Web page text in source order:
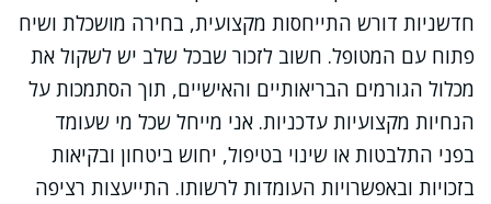
חדשניות דורש התייחסות מקצועית, בחירה מושכלת ושיח
פתוח עם המטופל. חשוב לזכור שבכל שלב יש לשקול את
מכלול הגורמים הבריאותיים והאישיים, תוך הסתמכות על
הנחיות מקצועיות עדכניות. אני מייחל שכל מי שעומד
בפני התלבטות או שינוי בטיפול, יחוש ביטחון ובקיאות
בזכויות ובאפשרויות העומדות לרשותו. התייעצות רציפה